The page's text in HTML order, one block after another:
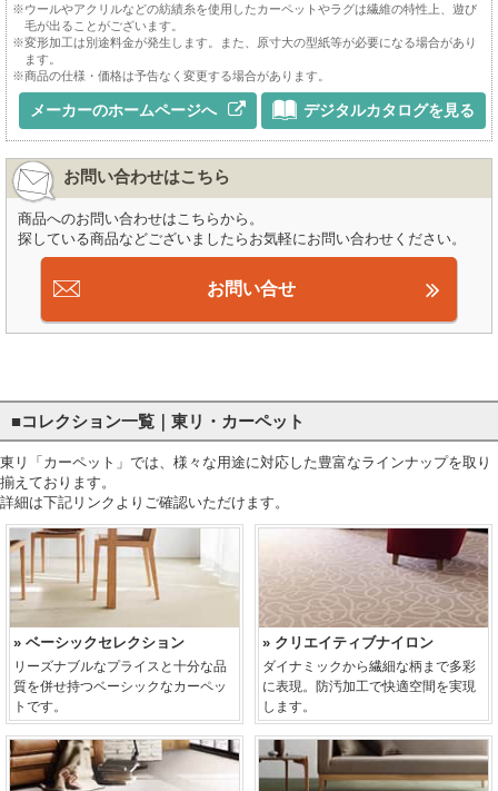
※ウールやアクリルなどの紡績糸を使用したカーペットやラグは繊維の特性上、遊び
毛が出ることがございます。
※変形加工は別途料金が発生します。また、原寸大の型紙等が必要になる場合があり
ます。
※商品の仕様・価格は予告なく変更する場合があります。
メーカーのホームページへ デジタルカタログを見る
お問い合わせはこちら
商品へのお問い合わせはこちらから。
探している商品などございましたらお気軽にお問い合わせください。
お問い合せ
■コレクション一覧｜東リ・カーペット
東リ「カーペット」では、様々な用途に対応した豊富なラインナップを取り
揃えております。
詳細は下記リンクよりご確認いただけます。
» ベーシックセレクション
リーズナブルなプライスと十分な品
質を併せ持つベーシックなカーペッ
トです。
» クリエイティブナイロン
ダイナミックから繊細な柄まで多彩
に表現。防汚加工で快適空間を実現
します。